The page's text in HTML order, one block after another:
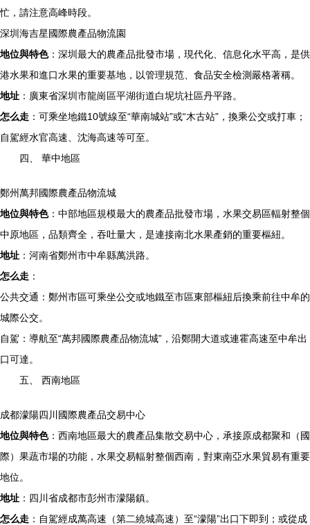
忙，請注意高峰時段。
深圳海吉星國際農產品物流園
地位與特色：深圳最大的農產品批發市場，現代化、信息化水平高，是供
港水果和進口水果的重要基地，以管理規范、食品安全檢測嚴格著稱。
地址 ：廣東省深圳市龍崗區平湖街道白坭坑社區丹平路。
怎么走 ：可乘坐地鐵10號線至“華南城站”或“木古站”，換乘公交或打車；
自駕經水官高速、沈海高速等可至。
四、 華中地區
鄭州萬邦國際農產品物流城
地位與特色：中部地區規模最大的農產品批發市場，水果交易區輻射整個
中原地區，品類齊全，吞吐量大，是連接南北水果產銷的重要樞紐。
地址 ：河南省鄭州市中牟縣萬洪路。
怎么走 ：
公共交通：鄭州市區可乘坐公交或地鐵至市區東部樞紐后換乘前往中牟的
城際公交。
自駕：導航至“萬邦國際農產品物流城”，沿鄭開大道或連霍高速至中牟出
口可達。
五、 西南地區
成都濛陽四川國際農產品交易中心
地位與特色：西南地區最大的農產品集散交易中心，承接原成都聚和（國
際）果蔬市場的功能，水果交易輻射整個西南，對東南亞水果貿易有重要
地位。
地址 ：四川省成都市彭州市濛陽鎮。
怎么走 ：自駕經成萬高速（第二繞城高速）至“濛陽”出口下即到；或從成